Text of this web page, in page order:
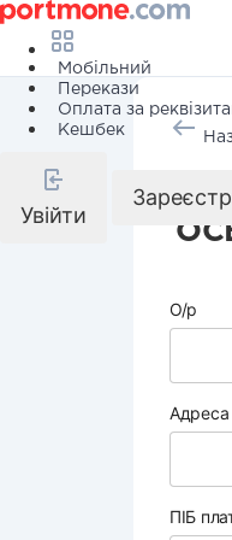
Мобільний
Перекази
Оплата за
Кешбек
Увійти
О/р
Адреса
ПІБ